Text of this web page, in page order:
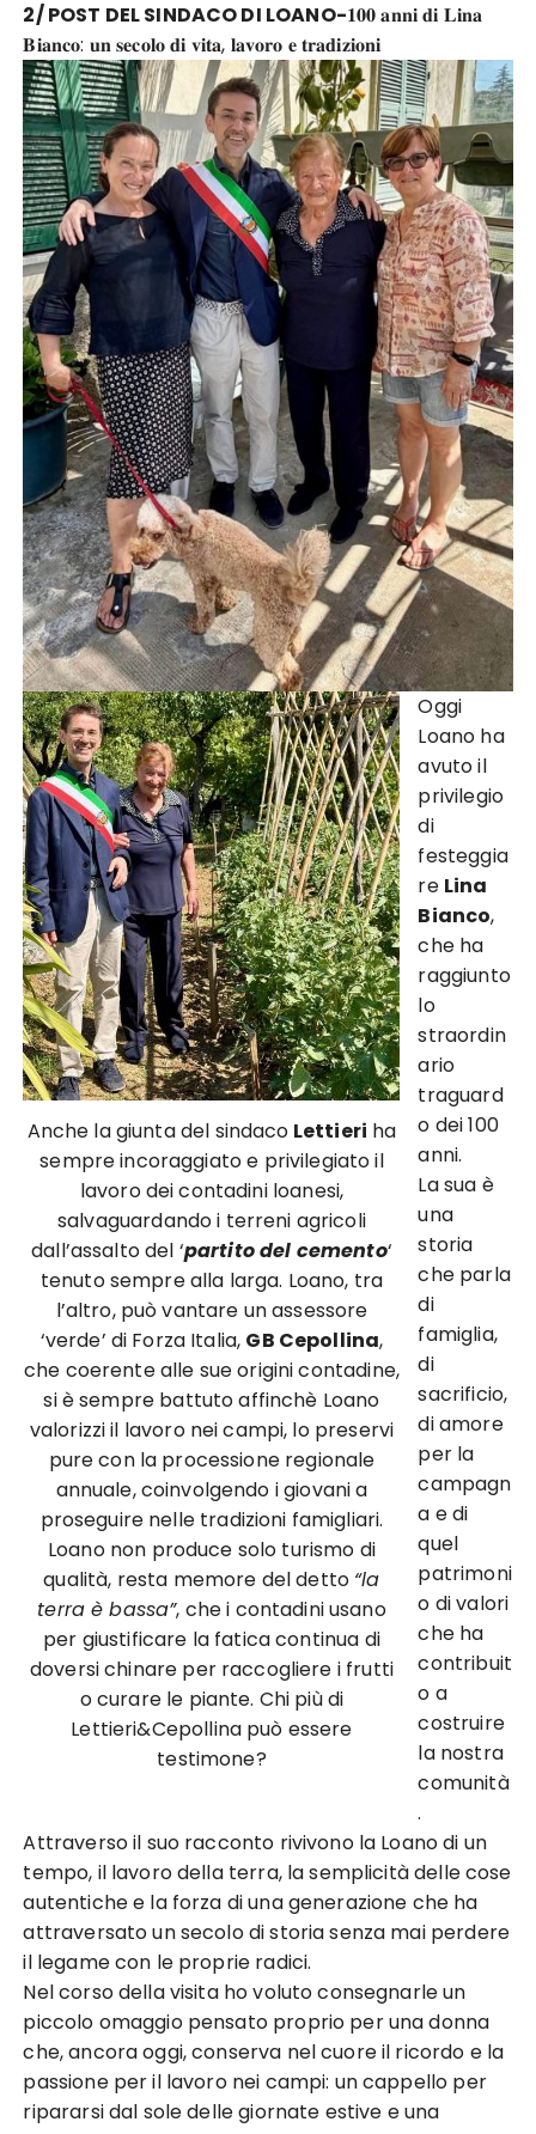
2/ POST DEL SINDACO DI LOANO-𝟏𝟎𝟎 𝐚𝐧𝐧𝐢 𝐝𝐢 𝐋𝐢𝐧𝐚
𝐁𝐢𝐚𝐧𝐜𝐨: 𝐮𝐧 𝐬𝐞𝐜𝐨𝐥𝐨 𝐝𝐢 𝐯𝐢𝐭𝐚, 𝐥𝐚𝐯𝐨𝐫𝐨 𝐞 𝐭𝐫𝐚𝐝𝐢𝐳𝐢𝐨𝐧𝐢
Anche la giunta del sindaco Lettieri ha
sempre incoraggiato e privilegiato il
lavoro dei contadini loanesi,
salvaguardando i terreni agricoli
dall’assalto del ‘partito del cemento‘
tenuto sempre alla larga. Loano, tra
l’altro, può vantare un assessore
‘verde’ di Forza Italia, GB Cepollina,
che coerente alle sue origini contadine,
si è sempre battuto affinchè Loano
valorizzi il lavoro nei campi, lo preservi
pure con la processione regionale
annuale, coinvolgendo i giovani a
proseguire nelle tradizioni famigliari.
Loano non produce solo turismo di
qualità, resta memore del detto “la
terra è bassa”, che i contadini usano
per giustificare la fatica continua di
doversi chinare per raccogliere i frutti
o curare le piante. Chi più di
Lettieri&Cepollina può essere
testimone?
Oggi
Loano ha
avuto il
privilegio
di
festeggia
re Lina
Bianco,
che ha
raggiunto
lo
straordin
ario
traguard
o dei 100
anni.
La sua è
una
storia
che parla
di
famiglia,
di
sacrificio,
di amore
per la
campagn
a e di
quel
patrimoni
o di valori
che ha
contribuit
o a
costruire
la nostra
comunità
.
Attraverso il suo racconto rivivono la Loano di un
tempo, il lavoro della terra, la semplicità delle cose
autentiche e la forza di una generazione che ha
attraversato un secolo di storia senza mai perdere
il legame con le proprie radici.
Nel corso della visita ho voluto consegnarle un
piccolo omaggio pensato proprio per una donna
che, ancora oggi, conserva nel cuore il ricordo e la
passione per il lavoro nei campi: un cappello per
ripararsi dal sole delle giornate estive e una